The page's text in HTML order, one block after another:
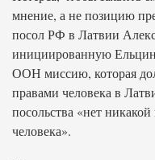
мнение, а не позицию
посол РФ в Латвии
инициированную
ООН миссию, которая
правами человека в
посольства «нет
человека».